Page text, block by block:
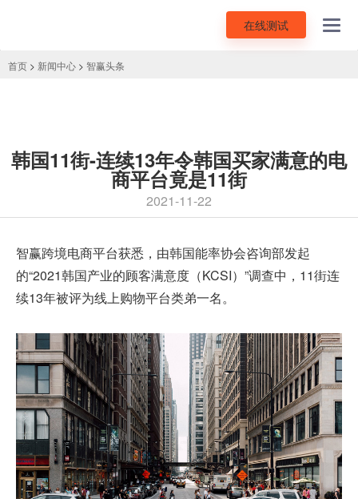
在线测试
首页 > 新闻中心 > 智赢头条
韩国11街-连续13年令韩国买家满意的电
商平台竟是11街
2021-11-22
智赢跨境电商平台获悉，由韩国能率协会咨询部发起
的“2021韩国产业的顾客满意度（KCSI）”调查中，11街连
续13年被评为线上购物平台类弟一名。